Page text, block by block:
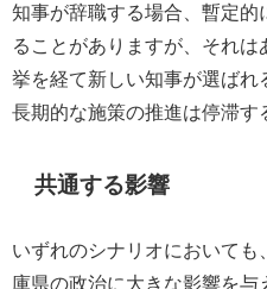
知事が辞職する場合、暫定的
ることがありますが、それ
挙を経て新しい知事が選ば
長期的な施策の推進は停滞す
共通する影響
いずれのシナリオにおいて
庫県の政治に大きな影響を